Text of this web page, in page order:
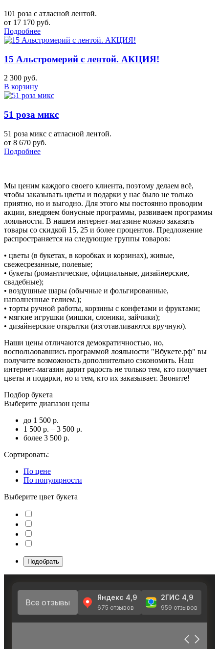
101 роза с атласной лентой.
от 17 170 руб.
Подробнее
15 Альстромерий с лентой. АКЦИЯ!
2 300 руб.
В корзину
51 роза микс
51 роза микс с атласной лентой.
от 8 670 руб.
Подробнее
Мы ценим каждого своего клиента, поэтому делаем всё,
чтобы заказывать цветы и подарки у нас было не только
приятно, но и выгодно. Для этого мы постоянно проводим
акции, внедряем бонусные программы, развиваем программы
лояльности. В нашем интернет-магазине можно заказать
товары со скидкой 15, 25 и более процентов. Предложение
распространяется на следующие группы товаров:
• цветы (в букетах, в коробках и корзинах), живые,
свежесрезанные, полевые;
• букеты (романтические, официальные, дизайнерские,
свадебные);
• воздушные шары (обычные и фольгированные,
наполненные гелием.);
• торты ручной работы, корзины с конфетами и фруктами;
• мягкие игрушки (мишки, слоники, зайчики);
• дизайнерские открытки (изготавливаются вручную).
Наши цены отличаются демократичностью, но,
воспользовавшись программой лояльности "Вбукете.рф" вы
получите возможность дополнительно сэкономить. Наш
интернет-магазин дарит радость не только тем, кто получает
цветы и подарки, но и тем, кто их заказывает. Звоните!
Подбор букета
Выберите диапазон цены
до 1 500 р.
1 500 р. – 3 500 р.
более 3 500 р.
Сортировать:
По цене
По популярности
Выберите цвет букета
Подобрать